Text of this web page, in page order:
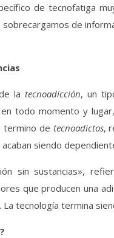
de tecnofatiga
de
la tecnoadicción, un
todo momento y
termino de tecnoadictos,
siendo
sin sustancias»,
que producen una
La tecnología termina